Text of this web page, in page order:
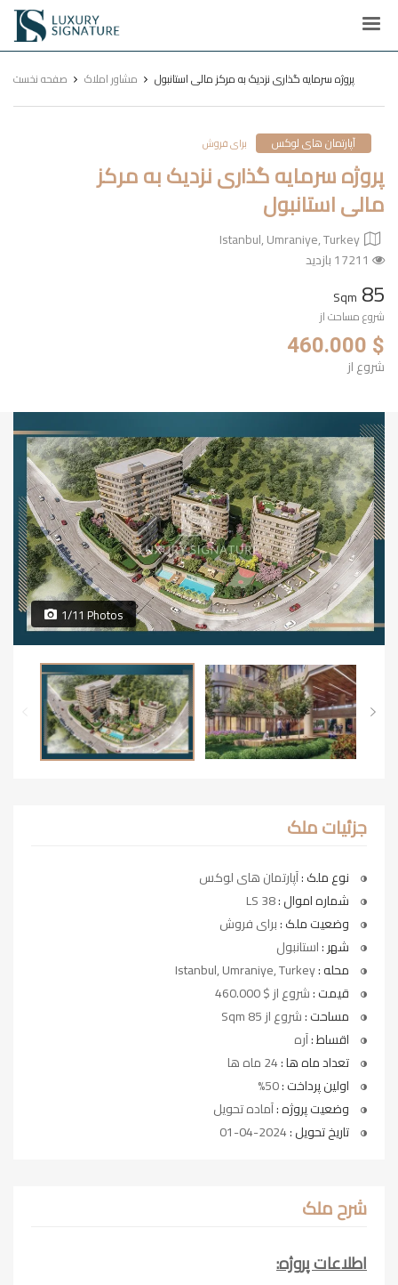
Luxury
Signature
صفحه نخست مشاور املاک پروژه سرمایه گذاری نزدیک به مرکز مالی استانبول
آپارتمان های لوکس برای فروش
پروژه سرمایه گذاری نزدیک به مرکز
مالی استانبول
Istanbul, Umraniye, Turkey
85
Sqm
شروع مساحت از
$ 460.000
شروع از
1/11 Photos
جزئیات ملک
نوع ملک :آپارتمان های لوکس
شماره اموال :
وضعیت ملک :برای فروش
شهر :استانبول
محله :Istanbul, Umraniye, Turkey
قیمت :شروع از $ 460.000
مساحت :شروع از 85 Sqm
اقساط :آره
تعداد ماه ها :24 ماه ها
اولین پرداخت :50%
وضعیت پروژه :آماده تحویل
تاریخ تحویل :2024-04-01
شرح ملک
اطلاعات پروژه: